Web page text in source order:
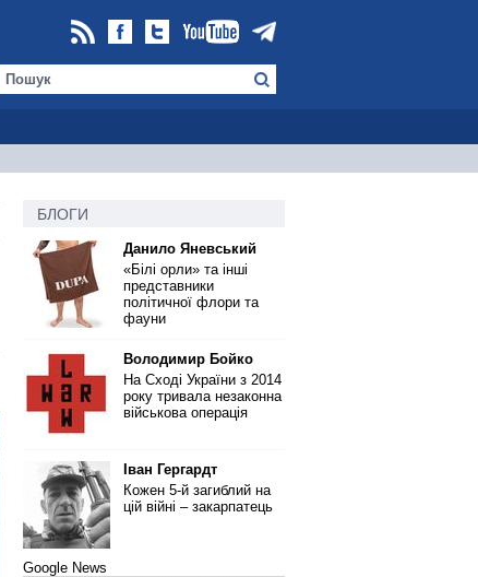
БЛОГИ
Данило Яневський
«Білі орли» та інші
представники
політичної флори та
фауни
Володимир Бойко
На Сході України з 2014
року тривала незаконна
військова операція
Іван Гергардт
Кожен 5-й загиблий на
цій війні – закарпатець
Google News